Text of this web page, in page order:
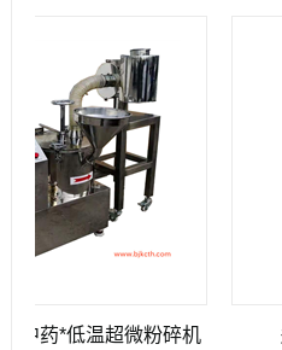
药*低温超微粉碎机